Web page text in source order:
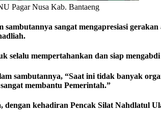
Pagar Nusa Kab. Bantaeng
sangat mengapresiasi
selalu mempertahankan dan siap
sambutannya, “Saat ini tidak banyak
membantu Pemerintah.”
kehadiran Pencak Silat Nahdlatul